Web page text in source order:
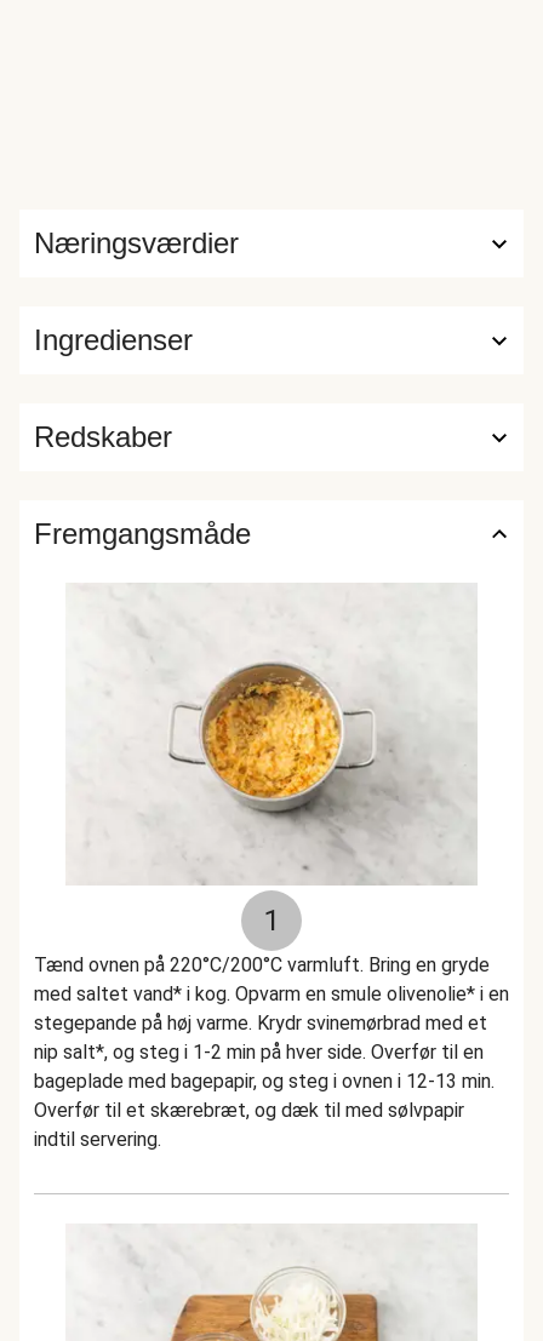
Ingredienser
Næringsværdier
Redskaber
Fremgangsmåde
1
Tænd ovnen på 220°C/200°C varmluft. Bring en gryde
med saltet vand* i kog. Opvarm en smule olivenolie* i en
stegepande på høj varme. Krydr svinemørbrad med et
nip salt*, og steg i 1-2 min på hver side. Overfør til en
bageplade med bagepapir, og steg i ovnen i 12-13 min.
Overfør til et skærebræt, og dæk til med sølvpapir
indtil servering.